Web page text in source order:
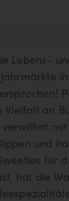
Lebens-
Vielfalt an
mit
und
für
hat die